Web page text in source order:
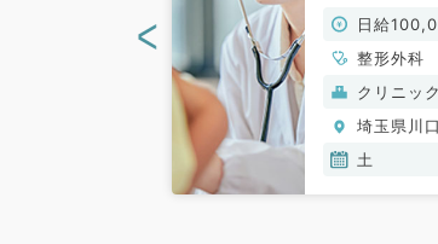
日給
整形外科
クリニッ
埼玉県川
土
<